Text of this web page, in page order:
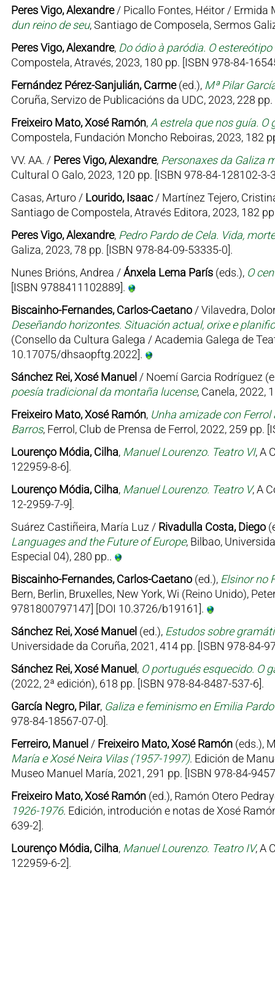
Peres Vigo, Alexandre/ Picallo Fontes, Héitor / Ermida
dun reino de seu, Santiago de Composela, Sermos
Peres Vigo, Alexandre, Do ódio à paródia. O
Compostela, Através, 2023, 180 pp. [ISBN 978-84-
Fernández Pérez-Sanjulián, Carme(ed.), Mª Pilar
Coruña, Servizo de Publicacións da UDC, 2023, 228
Freixeiro Mato, Xosé Ramón, A estrela que nos guía.
Compostela, Fundación Moncho Reboiras, 2023, 182
VV. AA. / Peres Vigo, Alexandre, Personaxes da Galiza
Cultural O Galo, 2023, 120 pp. [ISBN 978-84-128102-3-
Casas, Arturo / Lourido, Isaac/ Martínez Tejero,
Santiago de Compostela, Através Editora, 2023, 182
Peres Vigo, Alexandre, Pedro Pardo de Cela. Vida,
Galiza, 2023, 78 pp. [ISBN 978-84-09-53335-0].
Nunes Brións, Andrea /Ánxela Lema París(eds.), O
[ISBN 9788411102889].
Biscainho-Fernandes, Carlos-Caetano/ Vilavedra,
Deseñando horizontes. Situación actual, orixe e
(Consello da Cultura Galega / Academia Galega de
10.17075/dhsaopftg.2022].
Sánchez Rei, Xosé Manuel / Noemí Garcia Rodríguez
poesía tradicional da montaña lucense, Canela, 2022,
Freixeiro Mato, Xosé Ramón, Unha amizade con
Barros, Ferrol, Club de Prensa de Ferrol, 2022, 259 pp.
Lourenço Módia, Cilha, Manuel Lourenzo. Teatro VI, A
122959-8-6].
Lourenço Módia, Cilha, Manuel Lourenzo. Teatro V, A
12-2959-7-9].
Suárez Castiñeira, María Luz / Rivadulla Costa, Diego
Languages and the Future of Europe, Bilbao,
Especial 04), 280 pp..
Biscainho-Fernandes, Carlos-Caetano(ed.), Elsinor no
Bern, Berlin, Bruxelles, New York, Wi (Reino Unido),
9781800797147] [DOI 10.3726/b19161].
Sánchez Rei, Xosé Manuel (ed.), Estudos sobre
Universidade da Coruña, 2021, 414 pp. [ISBN 978-84-
Sánchez Rei, Xosé Manuel, O portugués esquecido. O
(2022, 2ª edición), 618 pp. [ISBN 978-84-8487-537-6].
García Negro, Pilar, Galiza e feminismo en Emilia
978-84-18567-07-0].
Ferreiro, Manuel / Freixeiro Mato, Xosé Ramón(eds.),
María e Xosé Neira Vilas (1957-1997). Edición de
Museo Manuel María, 2021, 291 pp. [ISBN 978-84-
Freixeiro Mato, Xosé Ramón(ed.), Ramón Otero
1926-1976. Edición, introdución e notas de Xosé
639-2].
Lourenço Módia, Cilha, Manuel Lourenzo. Teatro IV, A
122959-6-2].